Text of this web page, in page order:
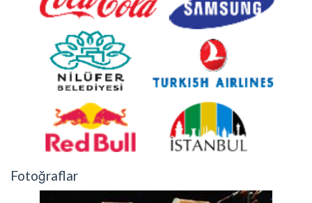
Fotoğraflar